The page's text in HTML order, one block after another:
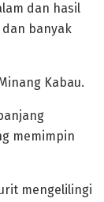
dan hasil
banyak
Kabau.
memimpin
mengelilingi